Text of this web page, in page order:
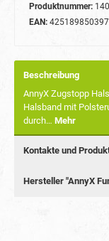
Produktnummer:
EAN:
Beschreibung
AnnyX Zugstopp
Halsband mit
durch… Mehr
Kontakte und
Hersteller "AnnyX